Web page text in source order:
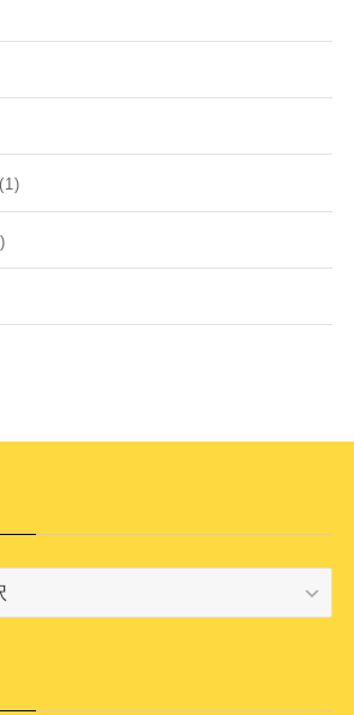
(1)